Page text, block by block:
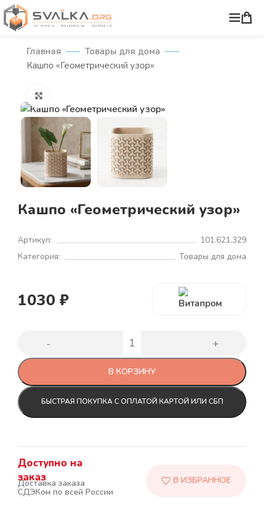
Главная
Товары для дома
Кашпо «Геометрический узор»
Кашпо «Геометрический узор»
1030 ₽
Доступно на
заказ
В КОРЗИНУ
БЫСТРАЯ ПОКУПКА С ОПЛАТОЙ КАРТОЙ ИЛИ СБП
Доставка заказа
СДЭКом по всей России
Артикул:
101.621.329
Категория:
Товары для дома